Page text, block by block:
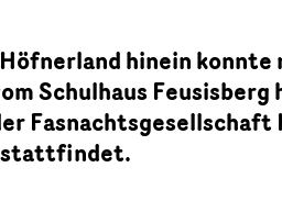
hinein konnte
Schulhaus
Fasnachtsgesellschaft
stattfindet.